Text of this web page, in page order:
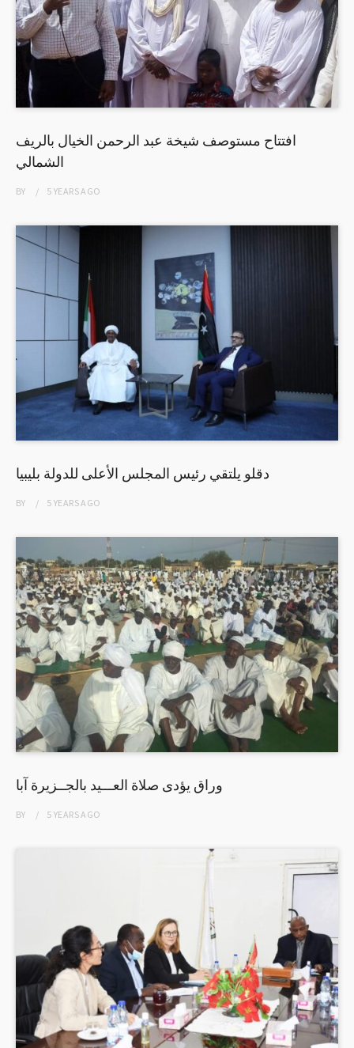
افتتاح مستوصف شيخة عبد الرحمن الخيال بالريف
الشمالي
BY 5 YEARSAGO
دقلو يلتقي رئيس المجلس الأعلى للدولة بليبيا
BY 5 YEARSAGO
وراق يؤدى صلاة العـــيد بالجــزيرة آبا
BY 5 YEARSAGO